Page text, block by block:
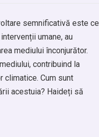
semnificativă este
umane, au
mediului înconjurător.
contribuind la
climatice. Cum sunt
acestuia? Haideți să